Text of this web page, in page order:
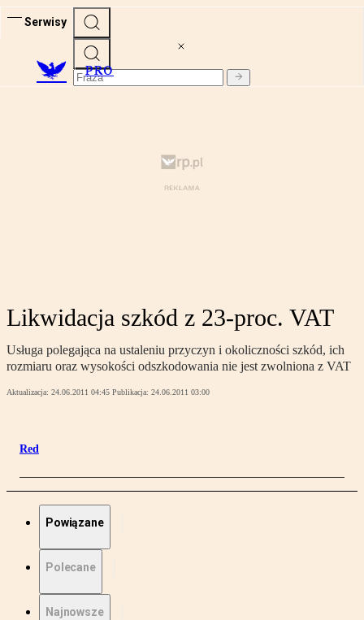
Serwisy
PRO
Likwidacja szkód z 23-proc. VAT
Usługa polegająca na ustaleniu przyczyn i okoliczności szkód, ich
rozmiaru oraz wysokości odszkodowania nie jest zwolniona z VAT
Aktualizacja: 24.06.2011 04:45 Publikacja: 24.06.2011 03:00
Red
Powiązane
Polecane
Najnowsze